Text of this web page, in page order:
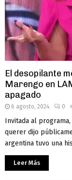
El desopilante
Marengo en
apagado
6 agosto, 2024 0
Invitada al
querer dijo
argentina tuvo una
Leer Más